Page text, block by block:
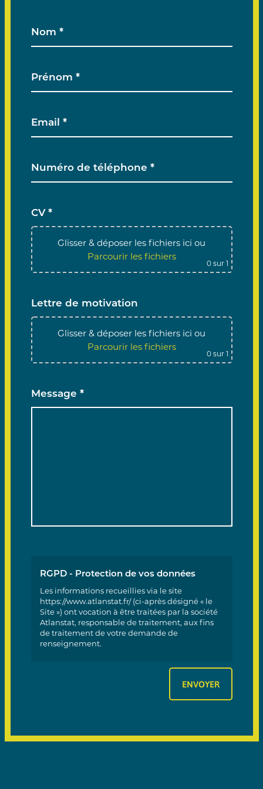
CV *
Glisser & déposer les fichiers ici ou
Parcourir les fichiers
0sur 1
Lettre de motivation
Glisser & déposer les fichiers ici ou
Parcourir les fichiers
0sur 1
Message *
RGPD - Protection de vos données
Les informations recueillies via le site
https://www.atlanstat.fr/ (ci-après désigné « le
Site ») ont vocation à être traitées par la société
Atlanstat, responsable de traitement, aux fins
de traitement de votre demande de
renseignement.
obligatoires pour la gestion de vos demandes.
Conformément à la réglementation applicable
caractère personnel, vous disposez, selon les cas
portabilité des informations vous